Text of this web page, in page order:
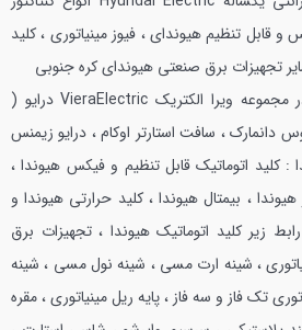
و قابل تنظیم هیوندای ، فیوز مینیاتوری ، کلید
تجهیزات برق صنعتی هیوندای کره جنوبی
در مجموعه ویرا الکتریک VieraElectric درایو (
دانمارک ، سافت استارتر اوکام ، درایو زیمنس
کلید اتوماتیک قابل تنظیم و فیکس هیوندا ،
هیوندا ، بیمتال هیوندا ، کلید حرارتی هیوندا و
زیر کلید اتوماتیک هیوندا ، تجهیزات برق
، شینه ارت مسی ، شینه نول مسی ، شینه
تک فاز و سه فاز ، پایه ریل مینیاتوری ، مقره